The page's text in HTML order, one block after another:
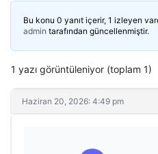
Bu konu 0 yanıt içerir, 1 izleyen
admin tarafından güncellenmiştir.
1 yazı görüntüleniyor (toplam 1)
Haziran 20, 2026: 4:49 pm